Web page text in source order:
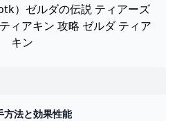
）ゼルダの伝説 ティアーズ
ィアキン 攻略 ゼルダ ティア
キン
方法と効果性能